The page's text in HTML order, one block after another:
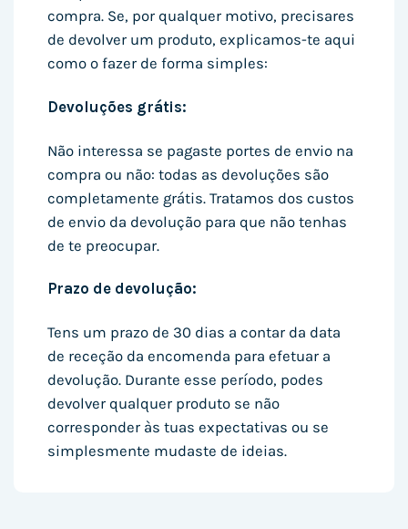
compra. Se, por qualquer motivo, precisares
de devolver um produto, explicamos-te aqui
como o fazer de forma simples:
Devoluções grátis:
Não interessa se pagaste portes de envio na
compra ou não: todas as devoluções são
completamente grátis. Tratamos dos custos
de envio da devolução para que não tenhas
de te preocupar.
Prazo de devolução:
Tens um prazo de 30 dias a contar da data
de receção da encomenda para efetuar a
devolução. Durante esse período, podes
devolver qualquer produto se não
corresponder às tuas expectativas ou se
simplesmente mudaste de ideias.